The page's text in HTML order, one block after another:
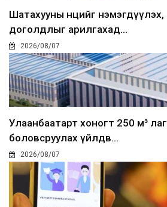
Шатахууны нөөцийг нэмэгдүүлэх,
доголдлыг арилгахад...
2026/08/07
Улаанбаатарт хоногт 250 м³ лаг
боловсруулах үйлдв...
2026/08/07